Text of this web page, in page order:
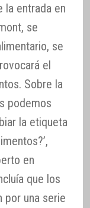
la entrada en
se
se
el
Sobre la
podemos
la etiqueta
en
que los
por una serie